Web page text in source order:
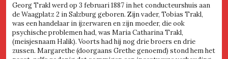
Georg Trakl werd op 3 februari 1887 in het conducteurshuis aan
de Waagplatz 2 in Salzburg geboren. Zijn vader, Tobias Trakl,
was een handelaar in ijzerwaren en zijn moeder, die ook
psychische problemen had, was Maria Catharina Trakl,
(meisjesnaam Halik). Voorts had hij nog drie broers en drie
zussen. Margarethe (doorgaans Grethe genoemd) stond hem het